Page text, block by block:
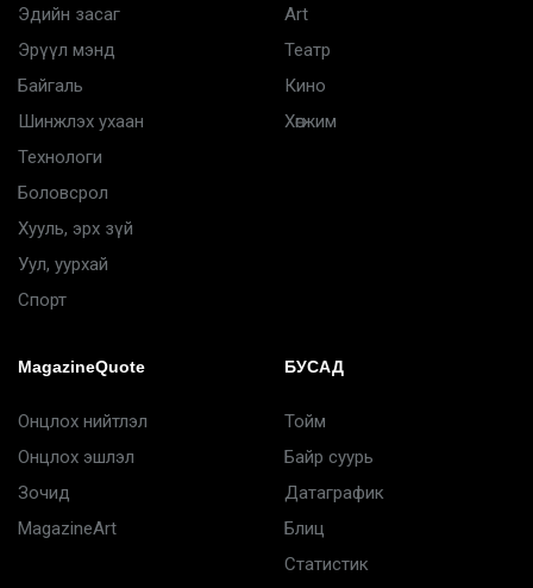
Эдийн засаг
Эрүүл мэнд
Байгаль
Шинжлэх ухаан
Технологи
Боловсрол
Хууль, эрх зүй
Уул, уурхай
Спорт
Art
Театр
Кино
Хөгжим
MagazineQuote
Онцлох нийтлэл
Онцлох эшлэл
Зочид
MagazineArt
БУСАД
Тойм
Байр суурь
Датаграфик
Блиц
Статистик